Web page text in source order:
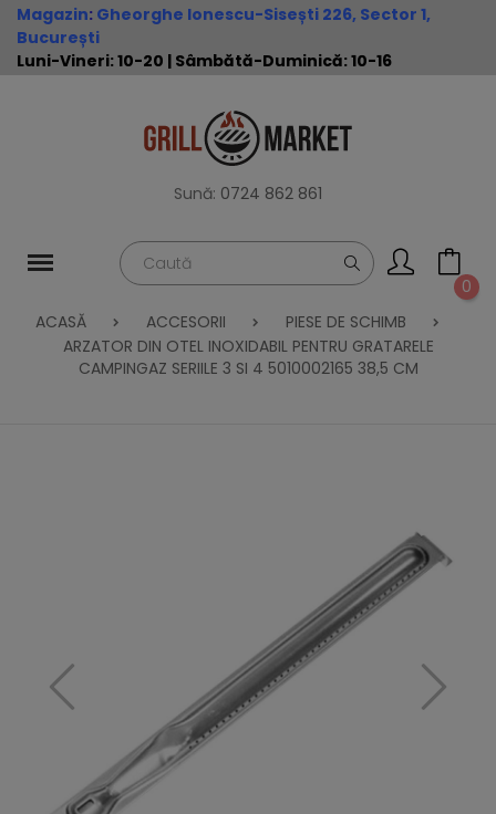
Magazin: Gheorghe Ionescu-Sisești 226, Sector 1,
București
Luni-Vineri: 10-20 | Sâmbătă-Duminică: 10-16
Sună: 0724 862 861
0
ACASĂ
ACCESORII
PIESE DE SCHIMB
ARZATOR DIN OTEL INOXIDABIL PENTRU GRATARELE
CAMPINGAZ SERIILE 3 SI 4 5010002165 38,5 CM